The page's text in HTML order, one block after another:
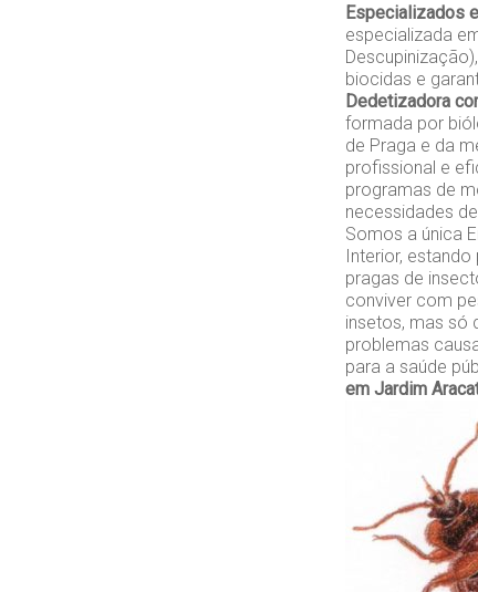
Especializados
especializada
biocidas e
Dedetizadora
formada por
de Praga e da
profissional e
programas de
necessidades
Somos a única
Interior,
pragas de
conviver com
insetos, mas só
problemas
para a saúde
em Jardim